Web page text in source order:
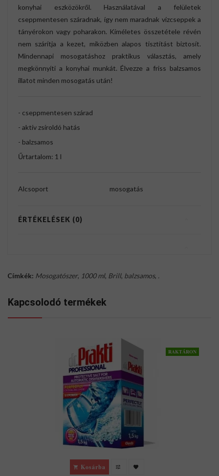
konyhai eszközökről. Használatával a felületek
cseppmentesen száradnak, így nem maradnak vízcseppek a
tányérokon vagy poharakon. Kíméletes összetétele révén
nem szárítja a kezet, miközben alapos tisztítást biztosít.
Mindennapi mosogatáshoz praktikus választás, amely
megkönnyíti a konyhai munkát. Élvezze a friss balzsamos
illatot minden mosogatás után!
- cseppmentesen szárad
- aktív zsíroldó hatás
- balzsamos
Űrtartalom: 1 l
Alcsoport mosogatás
ÉRTÉKELÉSEK (0)
Címkék: Mosogatószer, 1000 ml, Brill, balzsamos, .
Kapcsolodó termékek
RAKTÁRON
Kosárba